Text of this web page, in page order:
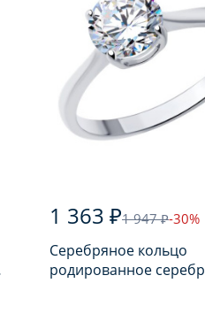
1 363 ₽1 947 ₽-30%
Серебряное кольцо
родированное